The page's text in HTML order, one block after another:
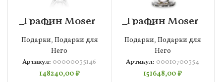
Графин Moser
Леди Гамильтон
920 мл,
00000035146
Подарки, Подарки для
Него
Артикул: 00000035146
148240,00₽
Графин Moser
Леди Гамильтон
920 мл, п/к,
00010700354
Подарки,Подарки для
Него
Артикул: 00010700354
151648,00₽